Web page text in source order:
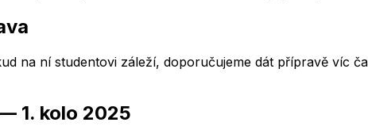
na ní studentovi záleží, doporučujeme dát přípravě víc
— 1. kolo 2025